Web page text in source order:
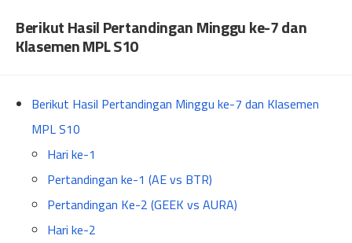
Berikut Hasil Pertandingan Minggu ke-7 dan
Klasemen MPL S10
Berikut Hasil Pertandingan Minggu ke-7 dan Klasemen
MPL S10
Hari ke-1
Pertandingan ke-1 (AE vs BTR)
Pertandingan Ke-2 (GEEK vs AURA)
Hari ke-2